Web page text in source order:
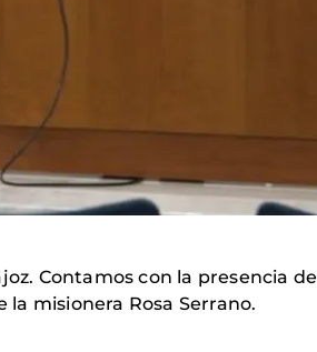
Contamos con la presencia de
misionera Rosa Serrano.